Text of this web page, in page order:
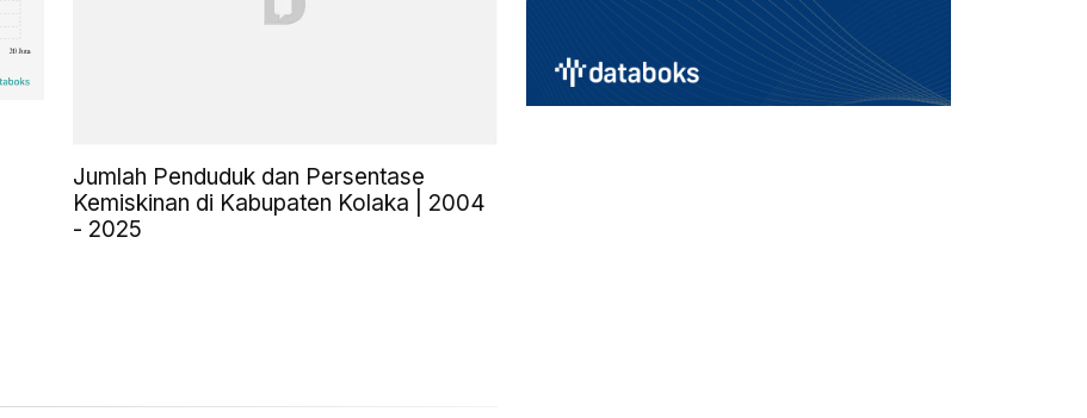
Jumlah Penduduk dan Persentase
Kemiskinan di Kabupaten Kolaka | 2004
- 2025